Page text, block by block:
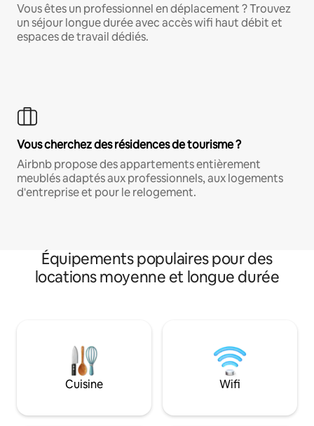
Vous êtes un professionnel en déplacement ? Trouvez
un séjour longue durée avec accès wifi haut débit et
espaces de travail dédiés.
Vous cherchez des résidences de tourisme ?
Airbnb propose des appartements entièrement
meublés adaptés aux professionnels, aux logements
d'entreprise et pour le relogement.
Équipements populaires pour des
locations moyenne et longue durée
Cuisine Wifi